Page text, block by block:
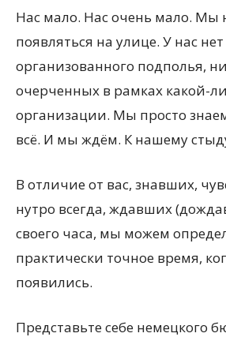
Нас мало. Нас очень мало. Мы
появляться на улице. У нас
организованного подполья,
очерченных в рамках какой-
организации. Мы просто
всё. И мы ждём. К нашему
В отличие от вас, знавших,
нутро всегда, ждавших
своего часа, мы можем
практически точное время,
появились.
Представьте себе немецкого